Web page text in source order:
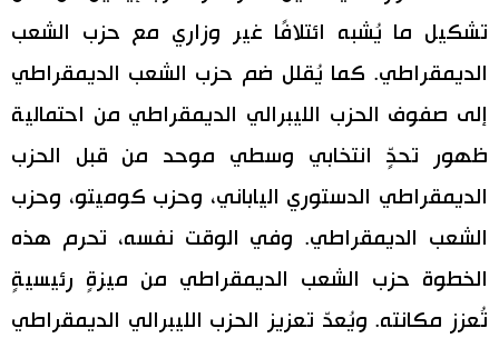
تشكيل ما يُشبه ائتلافًا غير وزاري مع حزب الشعب
الديمقراطي. كما يُقلل ضم حزب الشعب الديمقراطي
إلى صفوف الحزب الليبرالي الديمقراطي من احتمالية
ظهور تحدٍّ انتخابي وسطي موحد من قبل الحزب
الديمقراطي الدستوري الياباني، وحزب كوميتو، وحزب
الشعب الديمقراطي. وفي الوقت نفسه، تحرم هذه
الخطوة حزب الشعب الديمقراطي من ميزةٍ رئيسيةٍ
تُعزز مكانته. ويُعدّ تعزيز الحزب الليبرالي الديمقراطي